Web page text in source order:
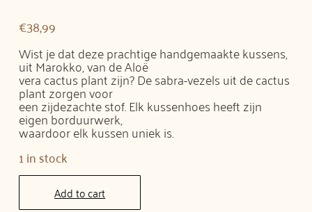
€38,99
Wist je dat deze prachtige handgemaakte kussens,
uit Marokko, van de Aloë
vera cactus plant zijn? De sabra-vezels uit de cactus
plant zorgen voor
een zijdezachte stof. Elk kussenhoes heeft zijn
eigen borduurwerk,
waardoor elk kussen uniek is.
1 in stock
Add to cart